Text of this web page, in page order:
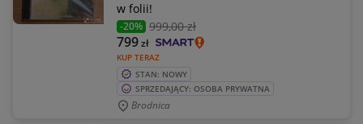
w folii!
-20% 999,00 zł
KUP TERAZ
799zł
STAN: NOWY
SPRZEDAJĄCY: OSOBA PRYWATNA
Brodnica